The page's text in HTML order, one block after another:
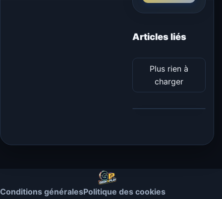
Articles liés
Plus rien à
charger
Conditions généralesPolitique des cookies